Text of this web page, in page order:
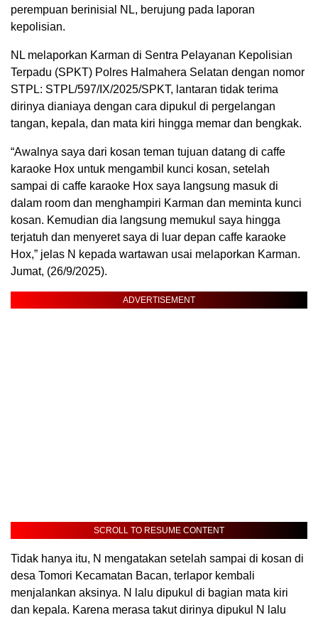
perempuan berinisial NL, berujung pada laporan
kepolisian.
NL melaporkan Karman di Sentra Pelayanan Kepolisian
Terpadu (SPKT) Polres Halmahera Selatan dengan nomor
STPL: STPL/597/IX/2025/SPKT, lantaran tidak terima
dirinya dianiaya dengan cara dipukul di pergelangan
tangan, kepala, dan mata kiri hingga memar dan bengkak.
“Awalnya saya dari kosan teman tujuan datang di caffe
karaoke Hox untuk mengambil kunci kosan, setelah
sampai di caffe karaoke Hox saya langsung masuk di
dalam room dan menghampiri Karman dan meminta kunci
kosan. Kemudian dia langsung memukul saya hingga
terjatuh dan menyeret saya di luar depan caffe karaoke
Hox,” jelas N kepada wartawan usai melaporkan Karman.
Jumat, (26/9/2025).
ADVERTISEMENT
SCROLL TO RESUME CONTENT
Tidak hanya itu, N mengatakan setelah sampai di kosan di
desa Tomori Kecamatan Bacan, terlapor kembali
menjalankan aksinya. N lalu dipukul di bagian mata kiri
dan kepala. Karena merasa takut dirinya dipukul N lalu